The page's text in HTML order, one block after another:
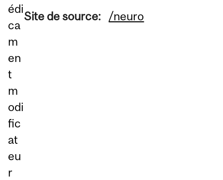
édi
ca
m
en
t
m
odi
fic
at
eu
r
Site de source: /neuro